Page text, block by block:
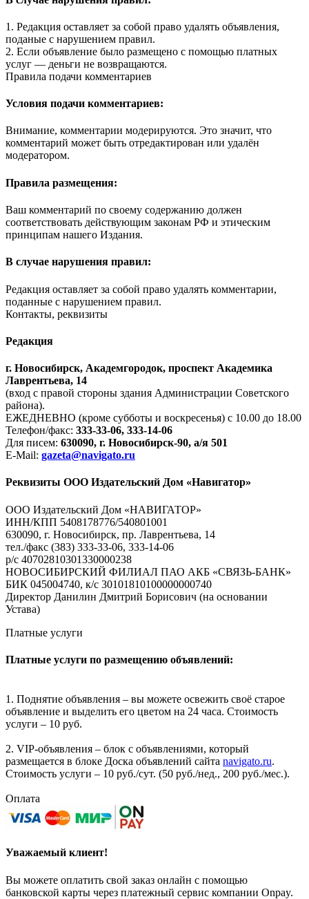
1. Редакция оставляет за собой право удалять объявления,
поданые с нарушением правил.
2. Если объявление было размещено с помощью платных
услуг — деньги не возвращаются.
Правила подачи комментариев
Условия подачи комментариев:
Внимание, комментарии модерируются. Это значит, что
комментарий может быть отредактирован или удалён
модератором.
Правила размещения:
Ваш комментарий по своему содержанию должен
соответствовать действующим законам РФ и этическим
принципам нашего Издания.
В случае нарушения правил:
Редакция оставляет за собой право удалять комментарии,
поданные с нарушением правил.
Контакты, реквизиты
Редакция
г. Новосибирск, Академгородок, проспект Академика
Лаврентьева, 14
(вход с правой стороны здания Администрации Советского
района).
ЕЖЕДНЕВНО (кроме субботы и воскресенья) с 10.00 до 18.00
Телефон/факс: 333-33-06, 333-14-06
Для писем: 630090, г. Новосибирск-90, а/я 501
E-Mail: gazeta@navigato.ru
Реквизиты ООО Издательский Дом «Навигатор»
ООО Издательский Дом «НАВИГАТОР»
ИНН/КПП 5408178776/540801001
630090, г. Новосибирск, пр. Лаврентьева, 14
тел./факс (383) 333-33-06, 333-14-06
р/с 40702810301330000238
НОВОСИБИРСКИЙ ФИЛИАЛ ПАО АКБ «СВЯЗЬ-БАНК»
БИК 045004740, к/с 30101810100000000740
Директор Данилин Дмитрий Борисович (на основании
Устава)
Платные услуги
Платные услуги по размещению объявлений:
1. Поднятие объявления – вы можете освежить своё старое
объявление и выделить его цветом на 24 часа. Стоимость
услуги – 10 руб.
2. VIP-объявления – блок с объявлениями, который
размещается в блоке Доска объявлений сайта navigato.ru.
Стоимость услуги – 10 руб./сут. (50 руб./нед., 200 руб./мес.).
Оплата
Уважаемый клиент!
Вы можете оплатить свой заказ онлайн с помощью
банковской карты через платежный сервис компании Onpay.